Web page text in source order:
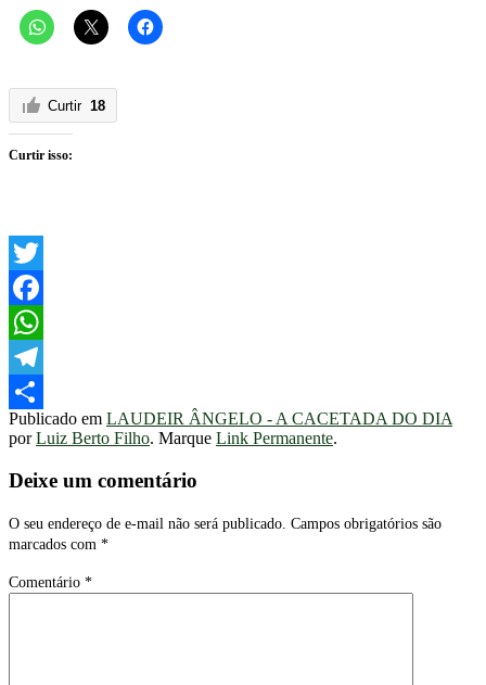
Curtir 18
Curtir isso:
Twitter
Facebook
WhatsApp
Telegram
Share
Publicado em LAUDEIR ÂNGELO - A CACETADA DO DIA
porLuiz Berto Filho. Marque Link Permanente.
Deixe um comentário
O seu endereço de e-mail não será publicado. Campos obrigatórios são
marcados com *
Comentário *